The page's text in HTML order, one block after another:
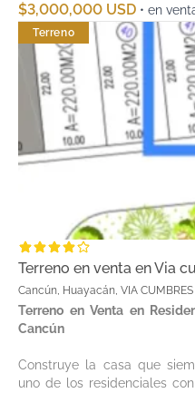
$3,000,000 USD • en
Terreno
Terreno en venta en Via
Cancún, Huayacán, VIA CUMBRES
Terreno en Venta en
Cancún
Construye la casa que
uno de los residenciales